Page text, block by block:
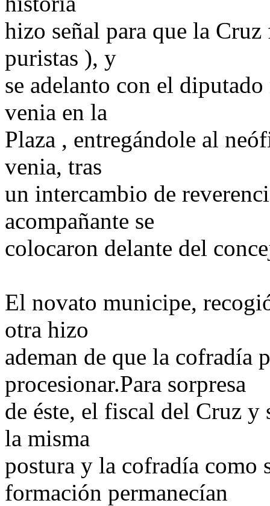
hizo señal para que la
puristas ), y
se adelanto con el
venia en la
Plaza , entregándole al
venia, tras
un intercambio de
acompañante se
colocaron delante del
El novato municipe,
otra hizo
ademan de que la cofradía
procesionar.Para sorpresa
de éste, el fiscal del Cruz y
la misma
postura y la cofradía como
formación permanecían